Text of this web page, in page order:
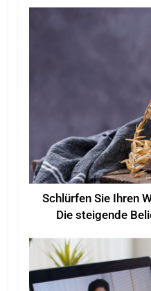
Schlürfen Sie Ihren
Die steigende